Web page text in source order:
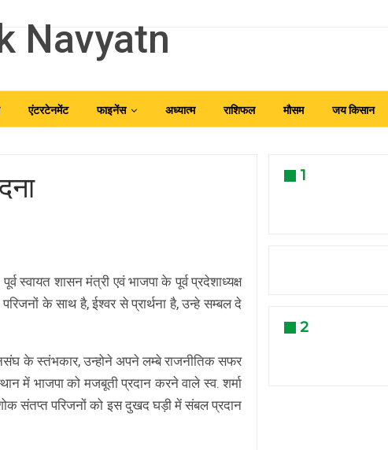
एंटरटेनमेंट फाइनेंस अध्यात्म राशिफल मौसम जय किसान
स्वायत शासन मंत्री एवं भाजपा के पूर्व प्रदेशाध्यक्ष
के साथ है, ईश्वर से प्रार्थना है, उन्हे सम्बल दे
के स्तंभकार, उन्होने अपने लम्बे राजनीतिक सफर
में भाजपा को मजबूती प्रदान करने वाले स्व. शर्मा
संतप्त परिजनों को इस दुखद घड़ी में संबल प्रदान
1
2